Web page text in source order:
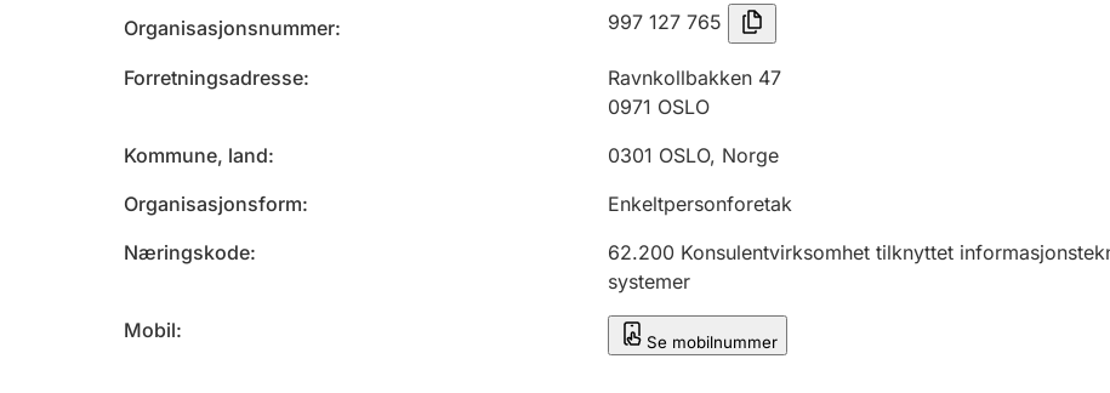
Organisasjonsnummer 997 127 765
Forretningsadresse
Ravnkollbakken 47
0971 OSLO
Kommune, land
0301 OSLO, Norge
Organisasjonsform
Enkeltpersonforetak
Næringskode
62.200 Konsulentvirksomhet tilknyttet
systemer
Mobil
Se mobilnummer